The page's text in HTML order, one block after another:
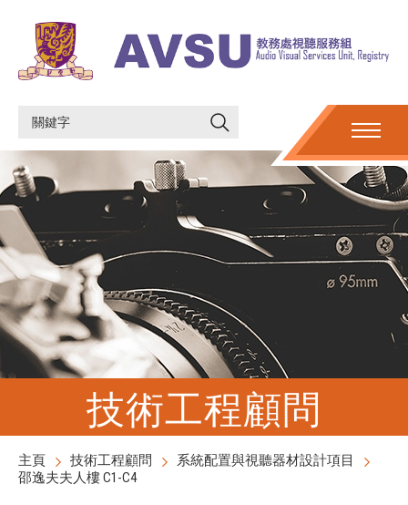
技術工程顧問
主頁 技術工程顧問
系統配置與視聽器材設計項目
邵逸夫夫人樓 C1-C4